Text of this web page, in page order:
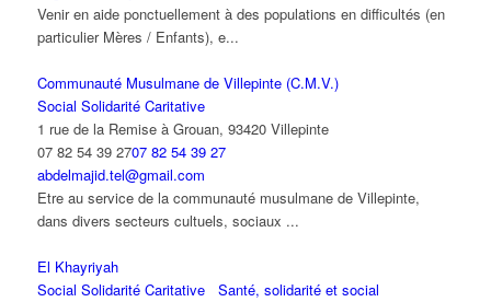
Venir en aide ponctuellement à des populations en difficultés (en
particulier Mères / Enfants), e...
Communauté Musulmane de Villepinte (C.M.V.)
Social Solidarité Caritative
1 rue de la Remise à Grouan, 93420 Villepinte
07 82 54 39 2707 82 54 39 27
abdelmajid.tel@gmail.com
Etre au service de la communauté musulmane de Villepinte,
dans divers secteurs cultuels, sociaux ...
El Khayriyah
Social Solidarité Caritative
Santé, solidarité et social